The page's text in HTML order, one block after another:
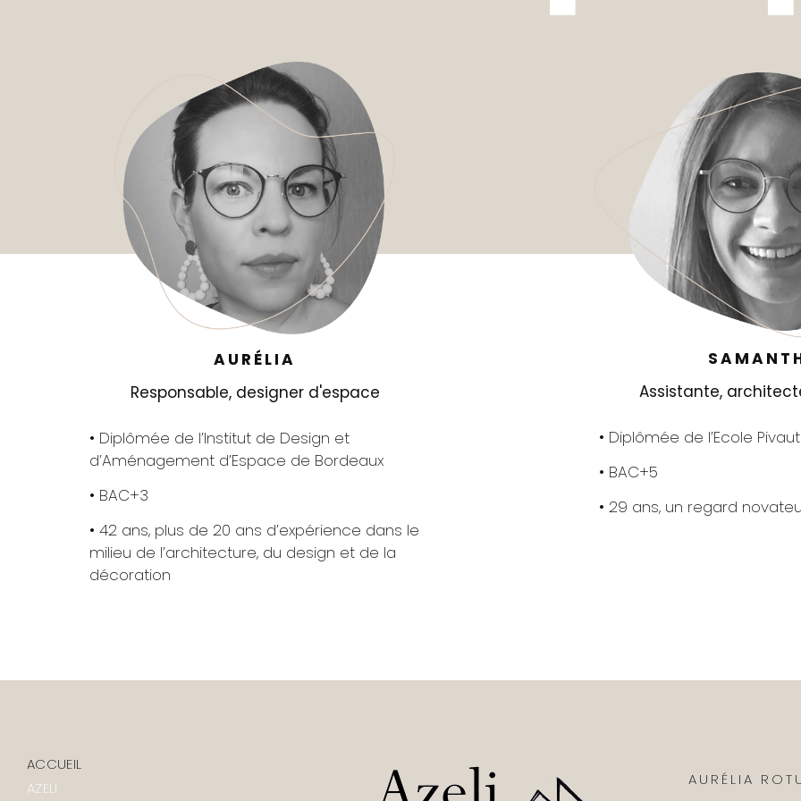
AURÉLIA
Responsable, designer d'espace
• Diplômée de l’Institut de Design et
d’Aménagement d’Espace de Bordeaux
• BAC+3
• 42 ans, plus de 20 ans d’expérience dans le
milieu de l’architecture, du design et de la
décoration
Assistante,
• Diplômée de l’Ecole
• BAC+5
• 29 ans, un regard
ACCUEIL
AZELI
AURÉLIA